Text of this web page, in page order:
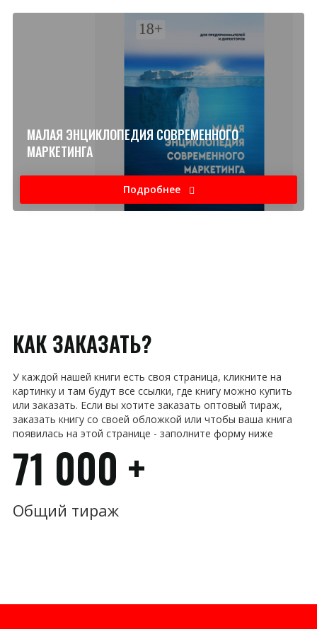
Подробнее
МАЛАЯ ЭНЦИКЛОПЕДИЯ СОВРЕМЕННОГО
МАРКЕТИНГА
КАК ЗАКАЗАТЬ?
У каждой нашей книги есть своя страница, кликните на
картинку и там будут все ссылки, где книгу можно купить
или заказать. Если вы хотите заказать оптовый тираж,
заказать книгу со своей обложкой или чтобы ваша книга
появилась на этой странице - заполните форму ниже
71 000 +
Общий тираж